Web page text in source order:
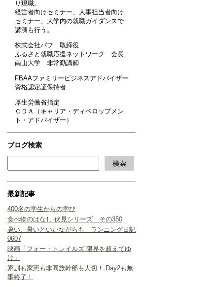
り現職。
経営者向けセミナー、人事担当者向け
セミナー、大学内の就職ガイダンスで
講演も行う。
株式会社パフ 取締役
ふるさと就職応援ネットワーク 会長
南山大学 非常勤講師
FBAAファミリービジネスアドバイザー
資格認定証保持者
厚生労働省指定
ＣＤＡ（キャリア・ディベロップメン
ト・アドバイザー）
ブログ検索
最新記事
400名の学生からの学び
食べ物のはなし 伏見シリーズ その350
暑い、暑いといいながらも ランニング日記
0607
映画「フォー・トレイルズ 限界を超えてゆ
け」
家訓も家憲も非同族幹部も大切！ Day2も無
事終了！